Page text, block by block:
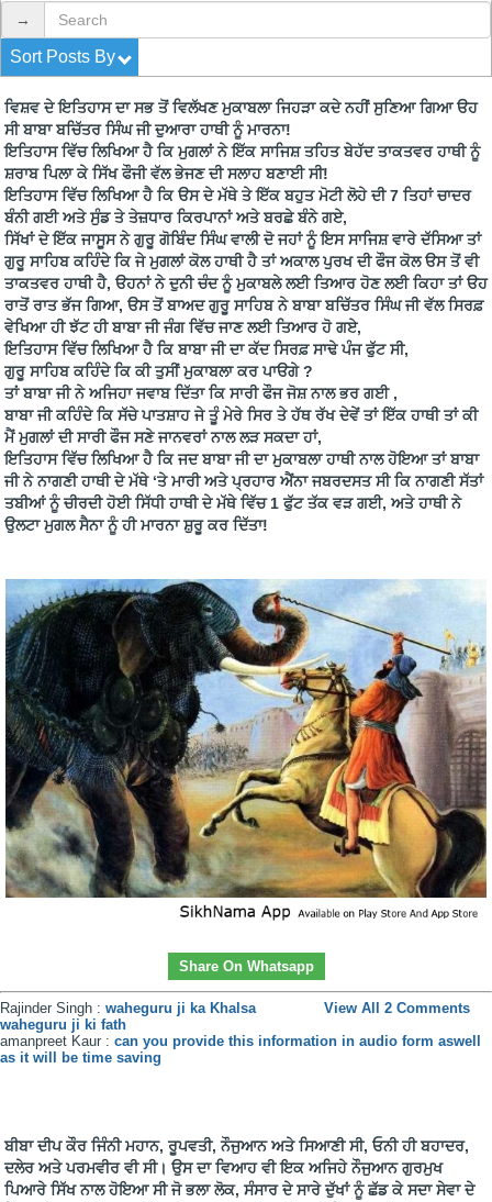
→
Sort Posts By
ਵਿਸ਼ਵ ਦੇ ਇਤਿਹਾਸ ਦਾ ਸਭ ਤੋਂ ਵਿਲੱਖਣ ਮੁਕਾਬਲਾ ਜਿਹੜਾ ਕਦੇ ਨਹੀਂ ਸੁਣਿਆ ਗਿਆ ੳਹ
ਸੀ ਬਾਬਾ ਬਚਿੱਤਰ ਸਿੰਘ ਜੀ ਦੁਆਰਾ ਹਾਥੀ ਨੂੰ ਮਾਰਨਾ!
ਇਤਿਹਾਸ ਵਿੱਚ ਲਿਖਿਆ ਹੈ ਕਿ ਮੁਗਲਾਂ ਨੇ ਇੱਕ ਸਾਜਿਸ਼ ਤਹਿਤ ਬੇਹੱਦ ਤਾਕਤਵਰ ਹਾਥੀ ਨੂੰ
ਸ਼ਰਾਬ ਪਿਲਾ ਕੇ ਸਿੱਖ ਫੌਜੀ ਵੱਲ ਭੇਜਣ ਦੀ ਸਲਾਹ ਬਣਾਈ ਸੀ!
ਇਤਿਹਾਸ ਵਿੱਚ ਲਿਖਿਆ ਹੈ ਕਿ ੳਸ ਦੇ ਮੱਥੇ ਤੇ ਇੱਕ ਬਹੁਤ ਮੋਟੀ ਲੋਹੇ ਦੀ 7 ਤਿਹਾਂ ਚਾਦਰ
ਬੰਨੀ ਗਈ ਅਤੇ ਸੁੰਡ ਤੇ ਤੇਜ਼ਧਾਰ ਕਿਰਪਾਨਾਂ ਅਤੇ ਬਰਛੇ ਬੰਨੇ ਗਏ,
ਸਿੱਖਾਂ ਦੇ ਇੱਕ ਜਾਸੂਸ ਨੇ ਗੁਰੂ ਗੋਬਿੰਦ ਸਿੰਘ ਵਾਲੀ ਦੋ ਜਹਾਂ ਨੂੰ ਇਸ ਸਾਜਿਸ਼ ਵਾਰੇ ਦੱਸਿਆ ਤਾਂ
ਗੁਰੂ ਸਾਹਿਬ ਕਹਿੰਦੇ ਕਿ ਜੇ ਮੁਗਲਾਂ ਕੋਲ ਹਾਥੀ ਹੈ ਤਾਂ ਅਕਾਲ ਪੁਰਖ ਦੀ ਫੌਜ ਕੋਲ ੳਸ ਤੋਂ ਵੀ
ਤਾਕਤਵਰ ਹਾਥੀ ਹੈ, ੳਹਨਾਂ ਨੇ ਦੁਨੀ ਚੰਦ ਨੂੰ ਮੁਕਾਬਲੇ ਲਈ ਤਿਆਰ ਹੋਣ ਲਈ ਕਿਹਾ ਤਾਂ ੳਹ
ਰਾਤੋਂ ਰਾਤ ਭੱਜ ਗਿਆ, ੳਸ ਤੋਂ ਬਾਅਦ ਗੁਰੂ ਸਾਹਿਬ ਨੇ ਬਾਬਾ ਬਚਿੱਤਰ ਸਿੰਘ ਜੀ ਵੱਲ ਸਿਰਫ਼
ਵੇਖਿਆ ਹੀ ਝੱਟ ਹੀ ਬਾਬਾ ਜੀ ਜੰਗ ਵਿੱਚ ਜਾਣ ਲਈ ਤਿਆਰ ਹੋ ਗਏ,
ਇਤਿਹਾਸ ਵਿੱਚ ਲਿਖਿਆ ਹੈ ਕਿ ਬਾਬਾ ਜੀ ਦਾ ਕੱਦ ਸਿਰਫ਼ ਸਾਢੇ ਪੰਜ ਫੁੱਟ ਸੀ,
ਗੁਰੂ ਸਾਹਿਬ ਕਹਿੰਦੇ ਕਿ ਕੀ ਤੁਸੀਂ ਮੁਕਾਬਲਾ ਕਰ ਪਾੳਗੇ ?
ਤਾਂ ਬਾਬਾ ਜੀ ਨੇ ਅਜਿਹਾ ਜਵਾਬ ਦਿੱਤਾ ਕਿ ਸਾਰੀ ਫੌਜ ਜੋਸ਼ ਨਾਲ ਭਰ ਗਈ ,
ਬਾਬਾ ਜੀ ਕਹਿੰਦੇ ਕਿ ਸੱਚੇ ਪਾਤਸ਼ਾਹ ਜੇ ਤੂੰ ਮੇਰੇ ਸਿਰ ਤੇ ਹੱਥ ਰੱਖ ਦੇਵੇਂ ਤਾਂ ਇੱਕ ਹਾਥੀ ਤਾਂ ਕੀ
ਮੈਂ ਮੁਗਲਾਂ ਦੀ ਸਾਰੀ ਫੌਜ ਸਣੇ ਜਾਨਵਰਾਂ ਨਾਲ ਲੜ ਸਕਦਾ ਹਾਂ,
ਇਤਿਹਾਸ ਵਿੱਚ ਲਿਖਿਆ ਹੈ ਕਿ ਜਦ ਬਾਬਾ ਜੀ ਦਾ ਮੁਕਾਬਲਾ ਹਾਥੀ ਨਾਲ ਹੋਇਆ ਤਾਂ ਬਾਬਾ
ਜੀ ਨੇ ਨਾਗਣੀ ਹਾਥੀ ਦੇ ਮੱਥੇ ‘ਤੇ ਮਾਰੀ ਅਤੇ ਪ੍ਰਹਾਰ ਐਂਨਾ ਜਬਰਦਸਤ ਸੀ ਕਿ ਨਾਗਣੀ ਸੱਤਾਂ
ਤਬੀਆਂ ਨੂੰ ਚੀਰਦੀ ਹੋਈ ਸਿੱਧੀ ਹਾਥੀ ਦੇ ਮੱਥੇ ਵਿੱਚ 1 ਫੁੱਟ ਤੱਕ ਵੜ ਗਈ, ਅਤੇ ਹਾਥੀ ਨੇ
ਉਲਟਾ ਮੁਗਲ ਸੈਨਾ ਨੂੰ ਹੀ ਮਾਰਨਾ ਸ਼ੁਰੂ ਕਰ ਦਿੱਤਾ!
Share On Whatsapp
View All 2 Comments
Rajinder Singh : waheguru ji ka Khalsa
waheguru ji ki fath
amanpreet Kaur : can you provide this information in audio form aswell
as it will be time saving
ਬੀਬਾ ਦੀਪ ਕੌਰ ਜਿੰਨੀ ਮਹਾਨ, ਰੂਪਵਤੀ, ਨੌਜੁਆਨ ਅਤੇ ਸਿਆਣੀ ਸੀ, ਓਨੀ ਹੀ ਬਹਾਦਰ,
ਦਲੇਰ ਅਤੇ ਪਰਮਵੀਰ ਵੀ ਸੀ। ਉਸ ਦਾ ਵਿਆਹ ਵੀ ਇਕ ਅਜਿਹੇ ਨੌਜੁਆਨ ਗੁਰਮੁਖ
ਪਿਆਰੇ ਸਿੱਖ ਨਾਲ ਹੋਇਆ ਸੀ ਜੋ ਭਲਾ ਲੋਕ, ਸੰਸਾਰ ਦੇ ਸਾਰੇ ਦੁੱਖਾਂ ਨੂੰ ਛੱਡ ਕੇ ਸਦਾ ਸੇਵਾ ਦੇ